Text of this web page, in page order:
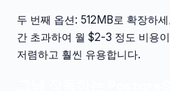
두 번째 옵션: 512MB로 확장하
간 초과하여 월 $2-3 정도 비용
저렴하고 훨씬 유용합니다.